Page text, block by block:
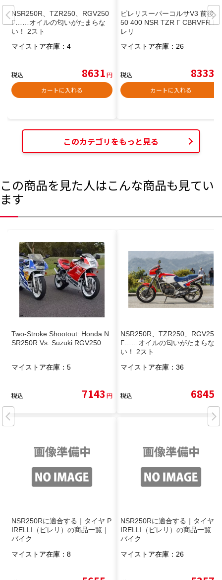
NSR250R、TZR250、RGV250
Γ……オイルの匂いがたまらな
い！ 2スト
マイストア在庫： 4
税込 8631円
カートに入れる
ピレリスーパーコルサV3 前後2
50 400 NSR TZR Γ CBRVFR ピ
レリ
マイストア在庫： 26
税込 8333
カートに入れる
このカテゴリをもっと見る
この商品を見た人はこんな商品も見てい
ます
Two-Stroke Shootout: Honda N
SR250R Vs. Suzuki RGV250
マイストア在庫： 5
税込 7143 円
NSR250R、TZR250、RGV250
Γ……オイルの匂いがたまらな
い！ 2スト
マイストア在庫： 36
税込 6845
NSR250Rに適合する｜タイヤ P
IRELLI（ピレリ）の商品一覧｜
バイク
マイストア在庫： 8
NSR250Rに適合する｜タイヤ P
IRELLI（ピレリ）の商品一覧｜
バイク
マイストア在庫： 26